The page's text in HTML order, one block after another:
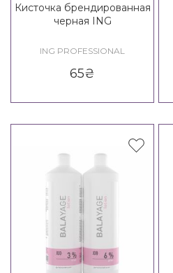
Кисточка брендированная
черная ING
ING PROFESSIONAL
65₴